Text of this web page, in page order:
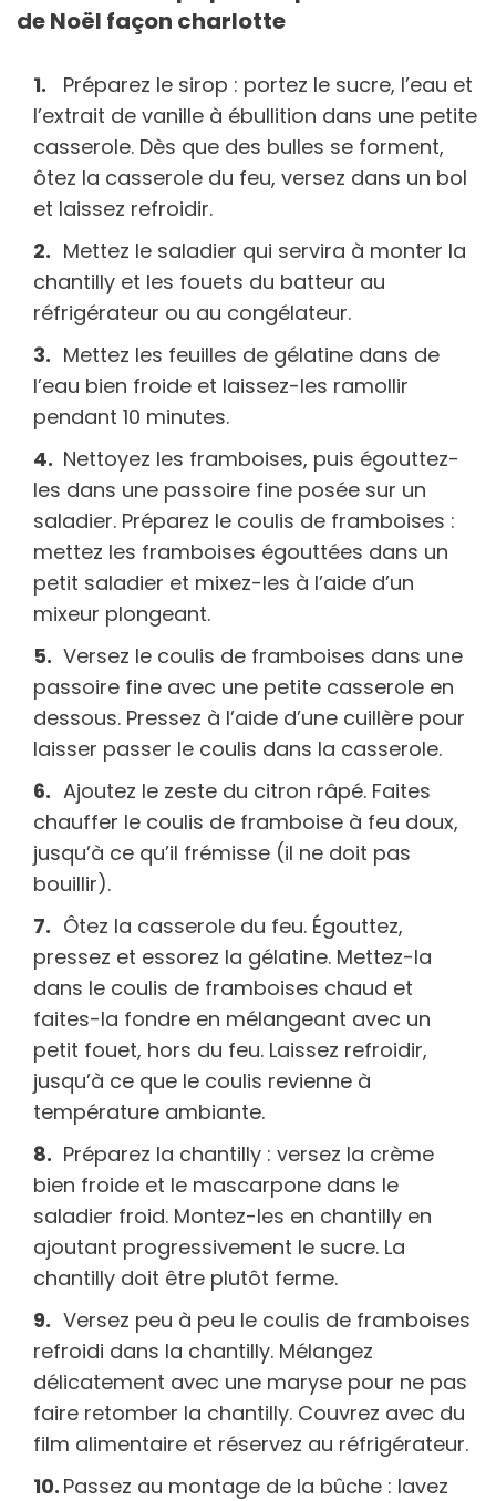
de Noël façon charlotte
Préparez le sirop : portez le sucre, l’eau et
l’extrait de vanille à ébullition dans une petite
casserole. Dès que des bulles se forment,
ôtez la casserole du feu, versez dans un bol
et laissez refroidir.
Mettez le saladier qui servira à monter la
chantilly et les fouets du batteur au
réfrigérateur ou au congélateur.
Mettez les feuilles de gélatine dans de
l’eau bien froide et laissez-les ramollir
pendant 10 minutes.
Nettoyez les framboises, puis égouttez-
les dans une passoire fine posée sur un
saladier. Préparez le coulis de framboises :
mettez les framboises égouttées dans un
petit saladier et mixez-les à l’aide d’un
mixeur plongeant.
Versez le coulis de framboises dans une
passoire fine avec une petite casserole en
dessous. Pressez à l’aide d’une cuillère pour
laisser passer le coulis dans la casserole.
Ajoutez le zeste du citron râpé. Faites
chauffer le coulis de framboise à feu doux,
jusqu’à ce qu’il frémisse (il ne doit pas
bouillir).
Ôtez la casserole du feu. Égouttez,
pressez et essorez la gélatine. Mettez-la
dans le coulis de framboises chaud et
faites-la fondre en mélangeant avec un
petit fouet, hors du feu. Laissez refroidir,
jusqu’à ce que le coulis revienne à
température ambiante.
Préparez la chantilly : versez la crème
bien froide et le mascarpone dans le
saladier froid. Montez-les en chantilly en
ajoutant progressivement le sucre. La
chantilly doit être plutôt ferme.
Versez peu à peu le coulis de framboises
refroidi dans la chantilly. Mélangez
délicatement avec une maryse pour ne pas
faire retomber la chantilly. Couvrez avec du
film alimentaire et réservez au réfrigérateur.
Passez au montage de la bûche : lavez